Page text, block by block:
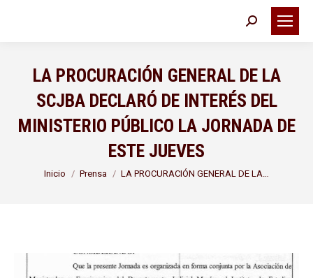
Buscar:
LA PROCURACIÓN GENERAL DE LA
SCJBA DECLARÓ DE INTERÉS DEL
MINISTERIO PÚBLICO LA JORNADA DE
ESTE JUEVES
Estás aquí:
Inicio Prensa LA PROCURACIÓN GENERAL DE LA…